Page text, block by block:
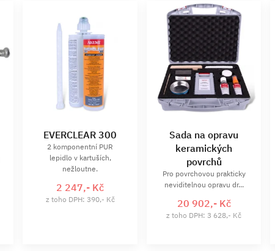
EVERCLEAR 300
2 komponentní PUR
lepidlo v kartuších,
nežloutne.
2 247,- Kč
z toho DPH: 390,- Kč
Sada na opravu
keramických
povrchů
Pro povrchovou prakticky
neviditelnou opravu dr...
20 902,- Kč
z toho DPH: 3 628,- Kč